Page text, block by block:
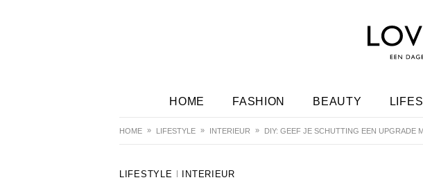
HOME FASHION BEAUTY
HOME LIFESTYLE INTERIEUR DIY: GEEF JE SCHUTTING EEN UPGRADE
LIFESTYLE INTERIEUR